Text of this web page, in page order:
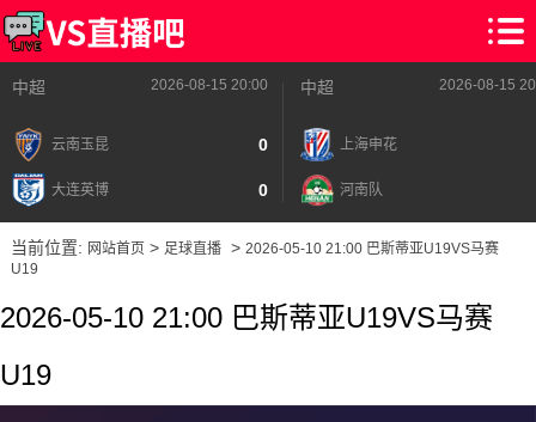
中超 2026-08-15 20:00
云南玉昆 0
大连英博 0
中超 2026-08-15
上海申花
河南队
当前位置: 网站首页> 足球直播> 2026-05-10 21:00 巴斯蒂亚U19VS马赛
U19
2026-05-10 21:00 巴斯蒂亚U19VS马赛
U19